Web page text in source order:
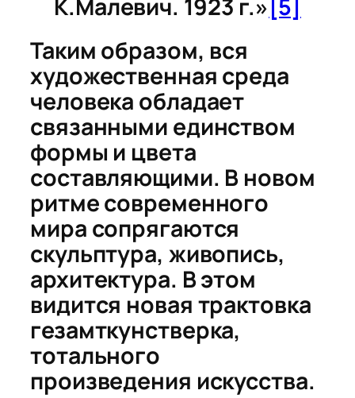
К.Малевич. 1923 г.» [5]
Таким образом, вся
художественная среда
человека обладает
связанными единством
формы и цвета
составляющими. В новом
ритме современного
мира сопрягаются
скульптура, живопись,
архитектура. В этом
видится новая трактовка
гезамткунстверка,
тотального
произведения искусства.